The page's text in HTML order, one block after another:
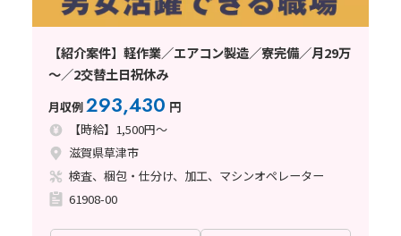
【紹介案件】軽作業／エアコン製造／寮完備／月29万
～／2交替土日祝休み
月収例293,430 円
【時給】1,500円～
滋賀県草津市
検査、梱包・仕分け、加工、マシンオペレーター
61908-00